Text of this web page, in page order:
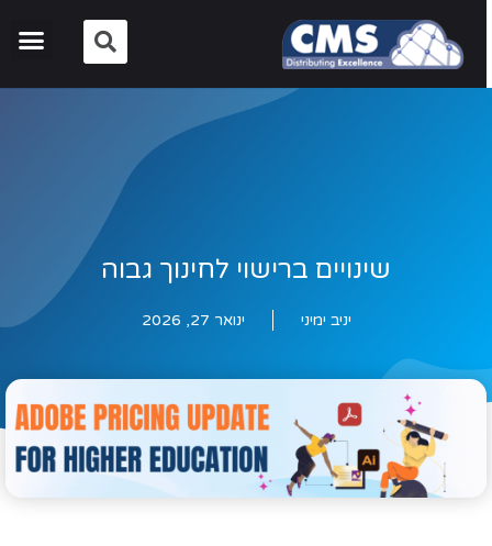
שינויים ברישוי לחינוך גבוה
יניב ימיני ינואר 27, 2026